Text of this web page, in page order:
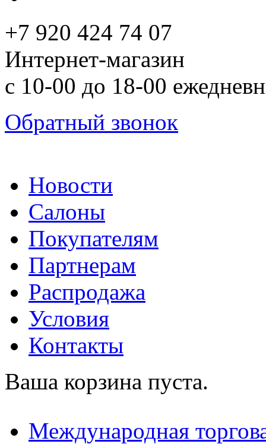
+7 920 424 74 07
Интернет-магазин
с 10-00 до 18-00
Обратный звонок
Новости
Салоны
Покупателям
Партнерам
Распродажа
Условия
Контакты
Ваша корзина пуста.
Международная